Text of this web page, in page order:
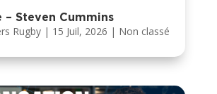
– Steven Cummins
Rugby| 15 Juil, 2026 | Non classé